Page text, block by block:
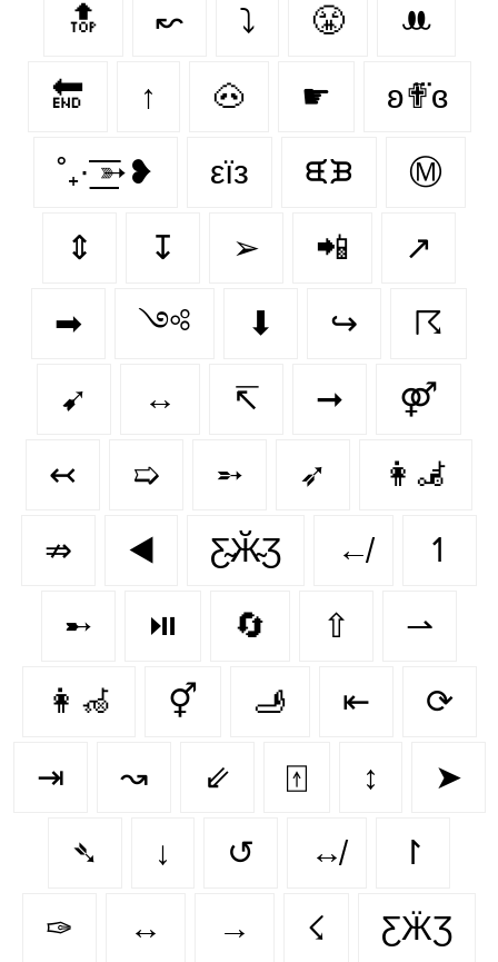
🔝 ↜ ⤵ 😤 ꔚ
🔚 ↑ 🐽 ☛ ʚ✟⃛ɞ
˚₊· ͟͟͞͞➳❥ εїз ᙙᙖ Ⓜ
⇕ ↧ ➢ 📲 ↗️
➡ ༺ ⬇ ↪ ☈
➹ ↔ ↸ ➞ ⚤
↢ ➯ ➵ ➶ 👩‍🦼‍
⇏ ◀️ Ƹ̴Ӂ̴Ʒ ↚ ↿
➸ ⏯️ 🔄 ⇧ ⇀
👩‍🦽‍ ⚥ 🫸 ⇤ ⟳
⇥ ↝ ⇙ ⍐ ↕ ➤
➴ ↓ ↺ ↮ ↾
✑ ↔️ → ☇ ƸӜƷ